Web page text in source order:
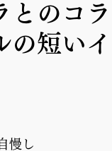
とのコ
短いイ
慢し